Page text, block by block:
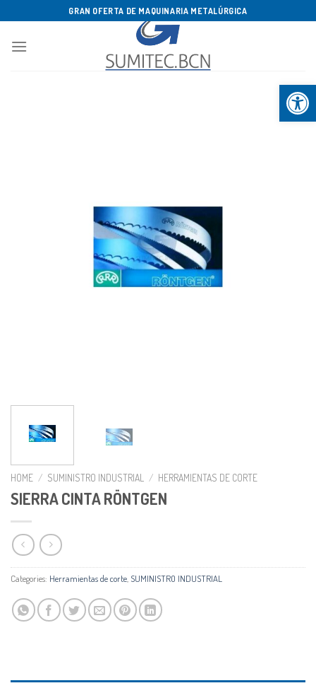
Abrir
al
contenido
GRAN OFERTA DE MAQUINARIA METALÚRGICA
HOME / SUMINISTRO INDUSTRIAL / HERRAMIENTAS DE CORTE
SIERRA CINTA RÖNTGEN
Categories: Herramientas de corte, SUMINISTRO INDUSTRIAL